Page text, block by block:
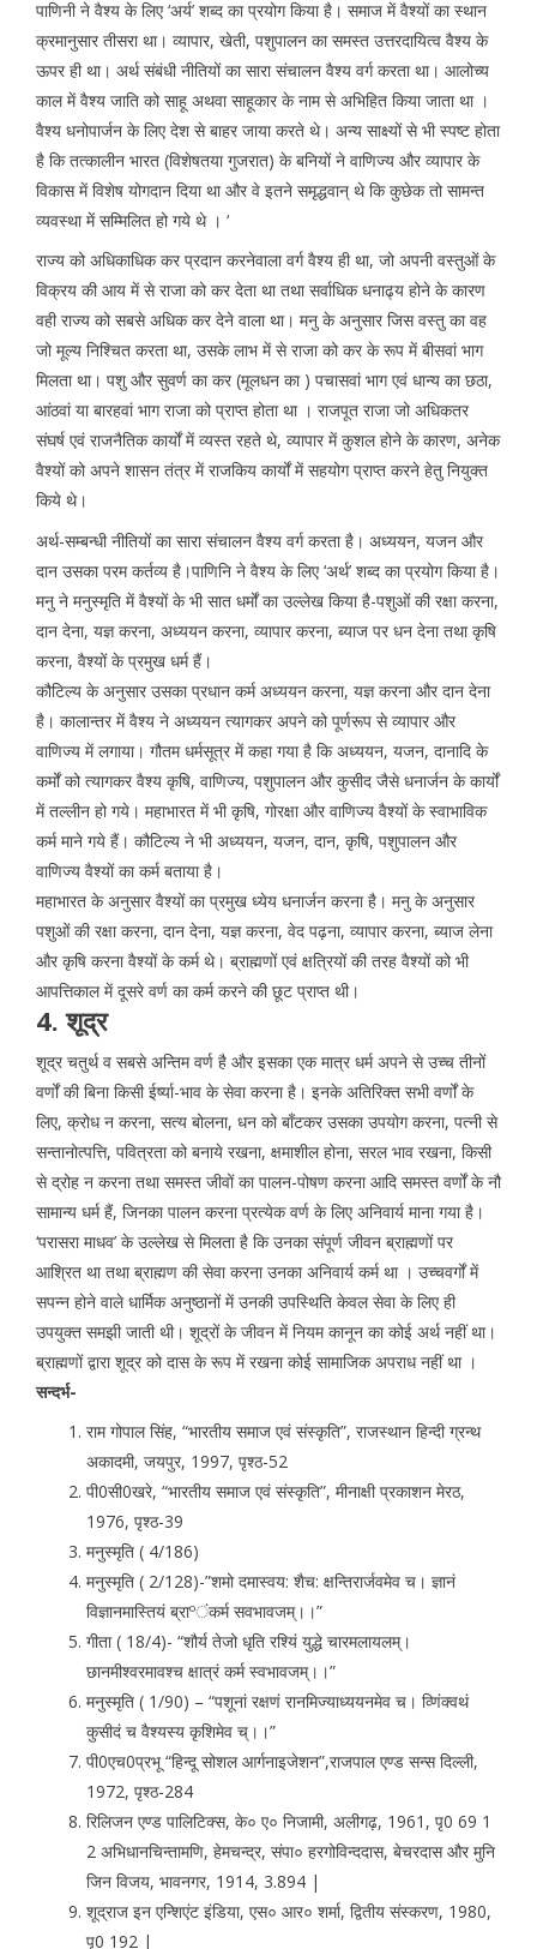
पाणिनी ने वैश्य के लिए ‘अर्य’ शब्द का प्रयोग किया है। समाज में वैश्यों का स्थान
क्रमानुसार तीसरा था। व्यापार, खेती, पशुपालन का समस्त उत्तरदायित्व वैश्य के
ऊपर ही था। अर्थ संबंधी नीतियों का सारा संचालन वैश्य वर्ग करता था। आलोच्य
काल में वैश्य जाति को साहू अथवा साहूकार के नाम से अभिहित किया जाता था ।
वैश्य धनोपार्जन के लिए देश से बाहर जाया करते थे। अन्य साक्ष्यों से भी स्पष्ट होता
है कि तत्कालीन भारत (विशेषतया गुजरात) के बनियों ने वाणिज्य और व्यापार के
विकास में विशेष योगदान दिया था और वे इतने समृद्धवान् थे कि कुछेक तो सामन्त
व्यवस्था में सम्मिलित हो गये थे । ‘
राज्य को अधिकाधिक कर प्रदान करनेवाला वर्ग वैश्य ही था, जो अपनी वस्तुओं के
विक्रय की आय में से राजा को कर देता था तथा सर्वाधिक धनाढ्य होने के कारण
वही राज्य को सबसे अधिक कर देने वाला था। मनु के अनुसार जिस वस्तु का वह
जो मूल्य निश्चित करता था, उसके लाभ में से राजा को कर के रूप में बीसवां भाग
मिलता था। पशु और सुवर्ण का कर (मूलधन का ) पचासवां भाग एवं धान्य का छठा,
आंठवां या बारहवां भाग राजा को प्राप्त होता था । राजपूत राजा जो अधिकतर
संघर्ष एवं राजनैतिक कार्यों में व्यस्त रहते थे, व्यापार में कुशल होने के कारण, अनेक
वैश्यों को अपने शासन तंत्र में राजकिय कार्यों में सहयोग प्राप्त करने हेतु नियुक्त
किये थे।
अर्थ-सम्बन्धी नीतियों का सारा संचालन वैश्य वर्ग करता है। अध्ययन, यजन और
दान उसका परम कर्तव्य है।पाणिनि ने वैश्य के लिए ‘अर्थ’ शब्द का प्रयोग किया है।
मनु ने मनुस्मृति में वैश्यों के भी सात धर्मों का उल्लेख किया है-पशुओं की रक्षा करना,
दान देना, यज्ञ करना, अध्ययन करना, व्यापार करना, ब्याज पर धन देना तथा कृषि
करना, वैश्यों के प्रमुख धर्म हैं।
कौटिल्य के अनुसार उसका प्रधान कर्म अध्ययन करना, यज्ञ करना और दान देना
है। कालान्तर में वैश्य ने अध्ययन त्यागकर अपने को पूर्णरूप से व्यापार और
वाणिज्य में लगाया। गौतम धर्मसूत्र में कहा गया है कि अध्ययन, यजन, दानादि के
कर्मों को त्यागकर वैश्य कृषि, वाणिज्य, पशुपालन और कुसीद जैसे धनार्जन के कार्यों
में तल्लीन हो गये। महाभारत में भी कृषि, गोरक्षा और वाणिज्य वैश्यों के स्वाभाविक
कर्म माने गये हैं। कौटिल्य ने भी अध्ययन, यजन, दान, कृषि, पशुपालन और
वाणिज्य वैश्यों का कर्म बताया है।
महाभारत के अनुसार वैश्यों का प्रमुख ध्येय धनार्जन करना है। मनु के अनुसार
पशुओं की रक्षा करना, दान देना, यज्ञ करना, वेद पढ़ना, व्यापार करना, ब्याज लेना
और कृषि करना वैश्यों के कर्म थे। ब्राह्मणों एवं क्षत्रियों की तरह वैश्यों को भी
आपत्तिकाल में दूसरे वर्ण का कर्म करने की छूट प्राप्त थी।
4. शूद्र
शूद्र चतुर्थ व सबसे अन्तिम वर्ण है और इसका एक मात्र धर्म अपने से उच्च तीनों
वर्णों की बिना किसी ईर्ष्या-भाव के सेवा करना है। इनके अतिरिक्त सभी वर्णों के
लिए, क्रोध न करना, सत्य बोलना, धन को बाँटकर उसका उपयोग करना, पत्नी से
सन्तानोत्पत्ति, पवित्रता को बनाये रखना, क्षमाशील होना, सरल भाव रखना, किसी
से द्रोह न करना तथा समस्त जीवों का पालन-पोषण करना आदि समस्त वर्णों के नौ
सामान्य धर्म हैं, जिनका पालन करना प्रत्येक वर्ण के लिए अनिवार्य माना गया है।
‘परासरा माधव’ के उल्लेख से मिलता है कि उनका संपूर्ण जीवन ब्राह्मणों पर
आश्रित था तथा ब्राह्मण की सेवा करना उनका अनिवार्य कर्म था । उच्चवर्गों में
सपन्न होने वाले धार्मिक अनुष्ठानों में उनकी उपस्थिति केवल सेवा के लिए ही
उपयुक्त समझी जाती थी। शूद्रों के जीवन में नियम कानून का कोई अर्थ नहीं था।
ब्राह्मणों द्वारा शूद्र को दास के रूप में रखना कोई सामाजिक अपराध नहीं था ।
सन्दर्भ-
राम गोपाल सिंह, “भारतीय समाज एवं संस्कृति”, राजस्थान हिन्दी ग्रन्थ
अकादमी, जयपुर, 1997, पृश्ठ-52
पी0सी0खरे, “भारतीय समाज एवं संस्कृति”, मीनाक्षी प्रकाशन मेरठ,
1976, पृश्ठ-39
मनुस्मृति ( 4/186)
मनुस्मृति ( 2/128)-”शमो दमास्वय: शैच: क्षन्तिरार्जवमेव च। ज्ञानं
विज्ञानमास्तियं ब्राºंकर्म सवभावजम्।।”
गीता ( 18/4)- “शौर्य तेजो धृति रश्यिं युद्धे चारमलायलम्।
छानमीश्वरमावश्च क्षात्रं कर्म स्वभावजम्।।”
मनुस्मृति ( 1/90) – “पशूनां रक्षणं रानमिज्याध्ययनमेव च। व्णिंक्वथं
कुसीदं च वैश्यस्य कृशिमेव च्।।”
पी0एच0प्रभू “हिन्दू सोशल आर्गनाइजेशन”,राजपाल एण्ड सन्स दिल्ली,
1972, पृश्ठ-284
रिलिजन एण्ड पालिटिक्स, के० ए० निजामी, अलीगढ़, 1961, पृ0 69 1
2 अभिधानचिन्तामणि, हेमचन्द्र, संपा० हरगोविन्ददास, बेचरदास और मुनि
जिन विजय, भावनगर, 1914, 3.894 |
शूद्राज इन एन्शिएंट इंडिया, एस० आर० शर्मा, द्वितीय संस्करण, 1980,
पृ0 192 |